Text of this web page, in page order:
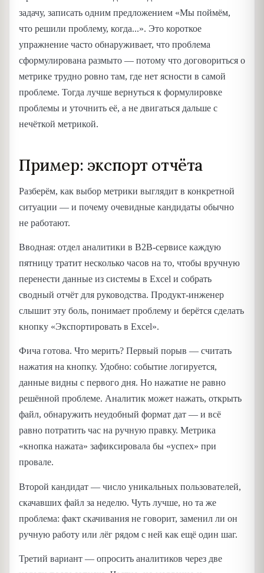
задачу, записать одним предложением «Мы поймём,
что решили проблему, когда...». Это короткое
упражнение часто обнаруживает, что проблема
сформулирована размыто — потому что договориться о
метрике трудно ровно там, где нет ясности в самой
проблеме. Тогда лучше вернуться к формулировке
проблемы и уточнить её, а не двигаться дальше с
нечёткой метрикой.
Пример: экспорт отчёта
Разберём, как выбор метрики выглядит в конкретной
ситуации — и почему очевидные кандидаты обычно
не работают.
Вводная: отдел аналитики в B2B-сервисе каждую
пятницу тратит несколько часов на то, чтобы вручную
перенести данные из системы в Excel и собрать
сводный отчёт для руководства. Продукт-инженер
слышит эту боль, понимает проблему и берётся сделать
кнопку «Экспортировать в Excel».
Фича готова. Что мерить? Первый порыв — считать
нажатия на кнопку. Удобно: событие логируется,
данные видны с первого дня. Но нажатие не равно
решённой проблеме. Аналитик может нажать, открыть
файл, обнаружить неудобный формат дат — и всё
равно потратить час на ручную правку. Метрика
«кнопка нажата» зафиксировала бы «успех» при
провале.
Второй кандидат — число уникальных пользователей,
скачавших файл за неделю. Чуть лучше, но та же
проблема: факт скачивания не говорит, заменил ли он
ручную работу или лёг рядом с ней как ещё один шаг.
Третий вариант — опросить аналитиков через две